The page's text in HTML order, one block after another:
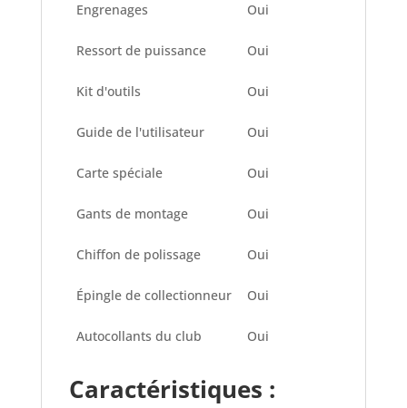
Engrenages Oui
Ressort de puissance Oui
Kit d'outils Oui
Guide de l'utilisateur Oui
Carte spéciale Oui
Gants de montage Oui
Chiffon de polissage Oui
Épingle de collectionneur Oui
Autocollants du club Oui
Caractéristiques :